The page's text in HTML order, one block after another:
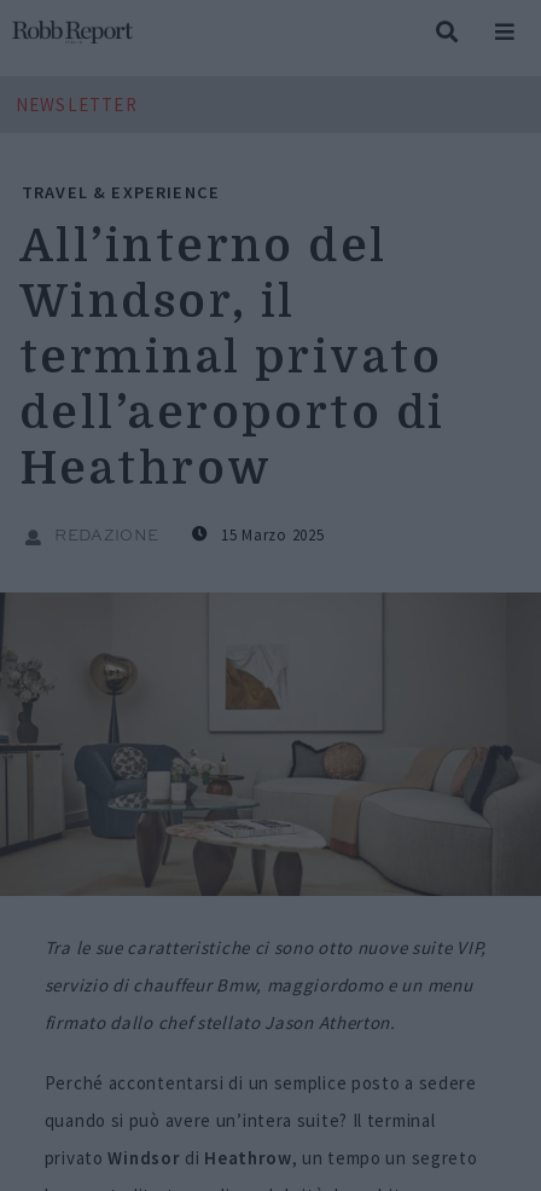
NEWSLETTER
TRAVEL & EXPERIENCE
All’interno del
Windsor, il
terminal privato
dell’aeroporto di
Heathrow
REDAZIONE 15 Marzo 2025
Tra le sue caratteristiche ci sono otto nuove suite VIP,
servizio di chauffeur Bmw, maggiordomo e un menu
firmato dallo chef stellato Jason Atherton.
Perché accontentarsi di un semplice posto a sedere
quando si può avere un’intera suite? Il terminal
privatoWindsor di Heathrow, un tempo un segreto